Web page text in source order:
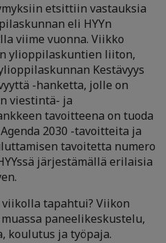
etsittiin vastauksia
eli HYYn
viime vuonna. Viikko
ylioppilaskuntien liiton,
Kestävyys
-hanketta, jolle on
viestintä- ja
tavoitteena on tuoda
2030 -tavoitteita ja
tavoitetta numero
järjestämällä erilaisia
tapahtui? Viikon
paneelikeskustelu,
koulutus ja työpaja.